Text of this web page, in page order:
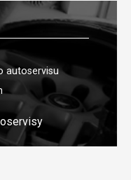
autoservisu